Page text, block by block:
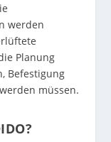
werden
Planung
Befestigung
müssen.